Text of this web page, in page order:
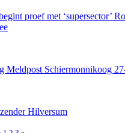
proef met ‘supersector’
Meldpost Schiermonnikoog
Hilversum